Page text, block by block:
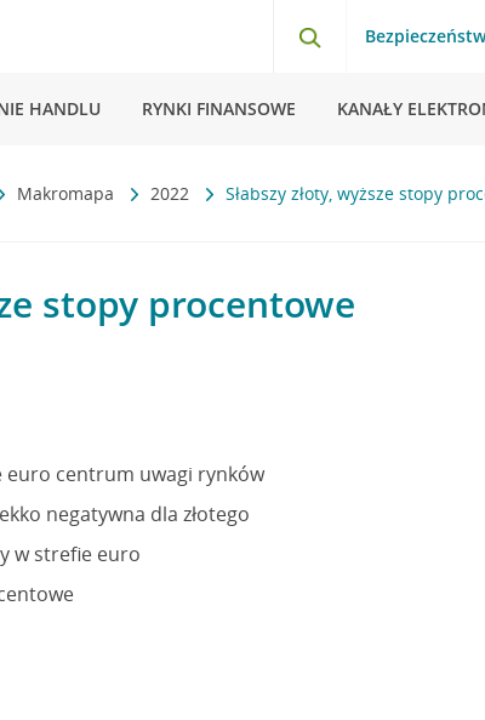
HANDLU RYNKI FINANSOWE KANAŁY
Makromapa 2022 Słabszy złoty, wyższe stopy
stopy procentowe
euro centrum uwagi rynków
negatywna dla złotego
w strefie euro